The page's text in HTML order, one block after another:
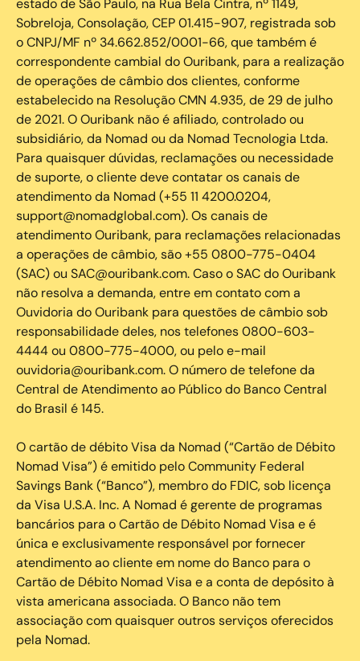
estado de São Paulo, na Rua Bela Cintra, nº 1149,
Sobreloja, Consolação, CEP 01.415-907, registrada sob
o CNPJ/MF nº 34.662.852/0001-66, que também é
correspondente cambial do Ouribank, para a realização
de operações de câmbio dos clientes, conforme
estabelecido na Resolução CMN 4.935, de 29 de julho
de 2021. O Ouribank não é afiliado, controlado ou
subsidiário, da Nomad ou da Nomad Tecnologia Ltda.
Para quaisquer dúvidas, reclamações ou necessidade
de suporte, o cliente deve contatar os canais de
atendimento da Nomad (+55 11 4200.0204,
support@nomadglobal.com). Os canais de
atendimento Ouribank, para reclamações relacionadas
a operações de câmbio, são +55 0800-775-0404
(SAC) ou SAC@ouribank.com. Caso o SAC do Ouribank
não resolva a demanda, entre em contato com a
Ouvidoria do Ouribank para questões de câmbio sob
responsabilidade deles, nos telefones 0800-603-
4444 ou 0800-775-4000, ou pelo e-mail
ouvidoria@ouribank.com. O número de telefone da
Central de Atendimento ao Público do Banco Central
do Brasil é 145.
O cartão de débito Visa da Nomad (“Cartão de Débito
Nomad Visa”) é emitido pelo Community Federal
Savings Bank (“Banco”), membro do FDIC, sob licença
da Visa U.S.A. Inc. A Nomad é gerente de programas
bancários para o Cartão de Débito Nomad Visa e é
única e exclusivamente responsável por fornecer
atendimento ao cliente em nome do Banco para o
Cartão de Débito Nomad Visa e a conta de depósito à
vista americana associada. O Banco não tem
associação com quaisquer outros serviços oferecidos
pela Nomad.